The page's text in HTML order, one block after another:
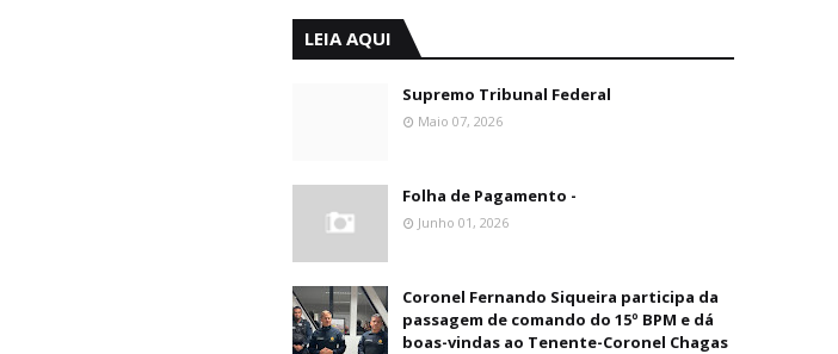
LEIA AQUI
Supremo Tribunal Federal
Maio 07, 2026
Folha de Pagamento -
Junho 01, 2026
Coronel Fernando Siqueira participa da
passagem de comando do 15º BPM e dá
boas-vindas ao Tenente-Coronel Chagas